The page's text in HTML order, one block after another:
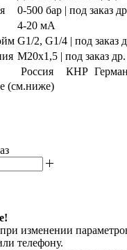
0-500 бар | под заказ
4-20 мА
G1/2, G1/4 | под заказ
М20х1,5 | под заказ др.
Россия КНР
(см.ниже)
изменении
телефону.